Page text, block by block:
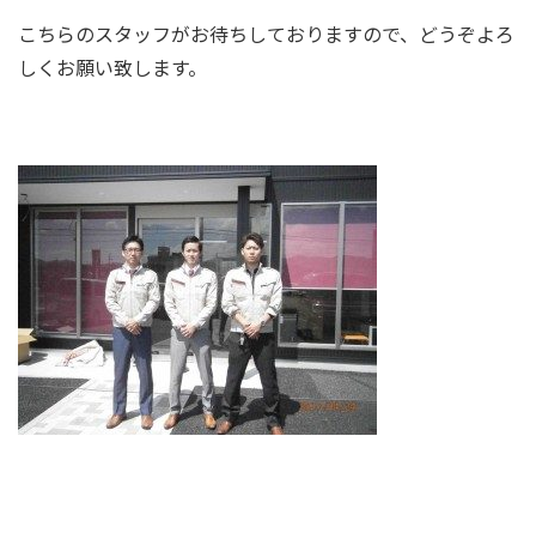
こちらのスタッフがお待ちしておりますので、どうぞよろ
しくお願い致します。